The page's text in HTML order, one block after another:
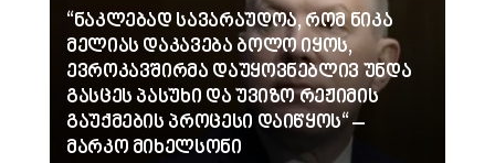
“ნაკლებად სავარაუდოა, რომ ნიკა
მელიას დაკავება ბოლო იყოს,
ევროკავშირმა დაუყოვნებლივ უნდა
გასცეს პასუხი და უვიზო რეჟიმის
გაუქმების პროცესი დაიწყოს“ –
მარკო მიხელსონი